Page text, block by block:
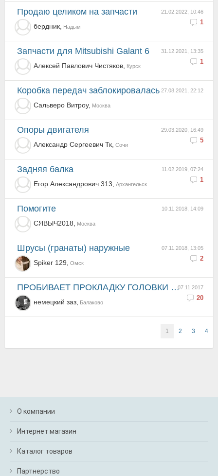
21.02.2022, 10:46
1
Продаю целиком на запчасти
бердник, Надым
31.12.2021, 13:35
1
Запчасти для Mitsubishi Galant 6
Алексей Павлович Чистяков, Курск
27.08.2021, 22:12
Коробка передач заблокировалась
Сальверо Витроу, Москва
29.03.2020, 16:49
5
Опоры двигателя
Александр Сергеевич Тк, Сочи
11.02.2019, 07:24
1
Задняя балка
Егор Александрович 313, Архангельск
10.11.2018, 14:09
Помогите
СЯВЫЧ2018, Москва
07.11.2018, 13:05
2
Шрусы (гранаты) наружные
Spiker 129, Омск
07.11.2017
20
ПРОБИВАЕТ ПРОКЛАДКУ ГОЛОВКИ АНТИФРИЗ В 3-Й ЦИЛИНДР В 4-Й РАЗ
немецкий заз, Балаково
1 2 3 4
О компании
Интернет магазин
Каталог товаров
Партнерство